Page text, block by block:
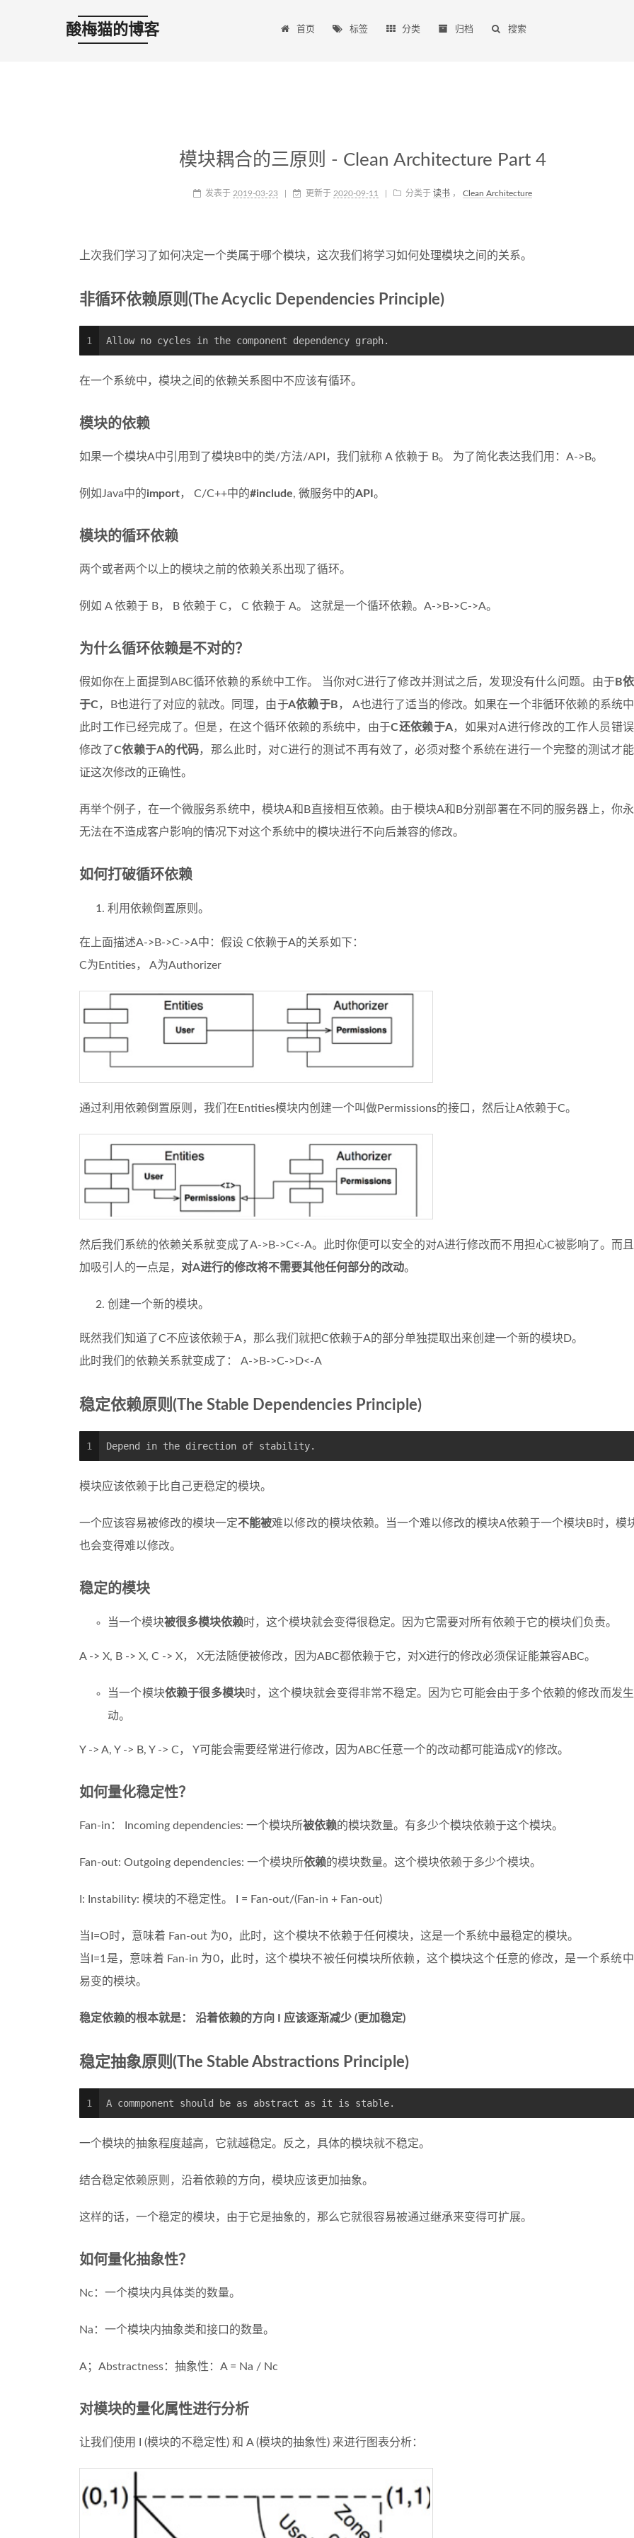
酸梅猫的博客 首页 标签 分类 归档 搜索
模块耦合的三原则 - Clean Architecture Part 4
发表于 2019-03-23 更新于 2020-09-11 分类于 读书， Clean Architecture
上次我们学习了如何决定一个类属于哪个模块，这次我们将学习如何处理模块之间的关系。
非循环依赖原则(The Acyclic Dependencies Principle)
1 Allow no cycles in the component dependency graph.
在一个系统中，模块之间的依赖关系图中不应该有循环。
模块的依赖
如果一个模块A中引用到了模块B中的类/方法/API，我们就称 A 依赖于 B。 为了简化表达我们用：A->B。
例如Java中的import， C/C++中的#include, 微服务中的API 。
模块的循环依赖
两个或者两个以上的模块之前的依赖关系出现了循环。
例如 A 依赖于 B， B 依赖于 C， C 依赖于 A。 这就是一个循环依赖。A->B->C->A。
为什么循环依赖是不对的？
假如你在上面提到ABC循环依赖的系统中工作。 当你对C进行了修改并测试之后，发现没有什么问题。由于B
于C，B也进行了对应的就改。同理，由于A依赖于B， A也进行了适当的修改。如果在一个非循环依赖的系统
此时工作已经完成了。但是，在这个循环依赖的系统中，由于C还依赖于A，如果对A进行修改的工作人员错
修改了C依赖于A的代码，那么此时，对C进行的测试不再有效了，必须对整个系统在进行一个完整的测试才
证这次修改的正确性。
再举个例子，在一个微服务系统中，模块A和B直接相互依赖。由于模块A和B分别部署在不同的服务器上，你
无法在不造成客户影响的情况下对这个系统中的模块进行不向后兼容的修改。
如何打破循环依赖
利用依赖倒置原则。
在上面描述A->B->C->A中：假设 C依赖于A的关系如下：
C为Entities， A为Authorizer
通过利用依赖倒置原则，我们在Entities模块内创建一个叫做Permissions的接口，然后让A依赖于C。
然后我们系统的依赖关系就变成了A->B->C<-A。此时你便可以安全的对A进行修改而不用担心C被影响了。而
加吸引人的一点是， 对A进行的修改将不需要其他任何部分的改动。
创建一个新的模块。
既然我们知道了C不应该依赖于A，那么我们就把C依赖于A的部分单独提取出来创建一个新的模块D。
此时我们的依赖关系就变成了： A->B->C->D<-A
稳定依赖原则(The Stable Dependencies Principle)
1 Depend in the direction of stability.
模块应该依赖于比自己更稳定的模块。
一个应该容易被修改的模块一定不能被难以修改的模块依赖。当一个难以修改的模块A依赖于一个模块B时，模
也会变得难以修改。
稳定的模块
当一个模块被很多模块依赖时，这个模块就会变得很稳定。因为它需要对所有依赖于它的模块们负责。
A -> X, B -> X, C -> X， X无法随便被修改，因为ABC都依赖于它，对X进行的修改必须保证能兼容ABC。
当一个模块依赖于很多模块时，这个模块就会变得非常不稳定。因为它可能会由于多个依赖的修改而发
动。
Y -> A, Y -> B, Y -> C， Y可能会需要经常进行修改，因为ABC任意一个的改动都可能造成Y的修改。
如何量化稳定性？
Fan-in： Incoming dependencies: 一个模块所被依赖的模块数量。有多少个模块依赖于这个模块。
Fan-out: Outgoing dependencies: 一个模块所依赖的模块数量。这个模块依赖于多少个模块。
I: Instability: 模块的不稳定性。 I = Fan-out/(Fan-in + Fan-out)
当I=O时，意味着 Fan-out 为0，此时，这个模块不依赖于任何模块，这是一个系统中最稳定的模块。
当I=1是，意味着 Fan-in 为0，此时，这个模块不被任何模块所依赖，这个模块这个任意的修改，是一个系统
易变的模块。
稳定依赖的根本就是： 沿着依赖的方向 I 应该逐渐减少 (更加稳定)
稳定抽象原则(The Stable Abstractions Principle)
1 A commponent should be as abstract as it is stable.
一个模块的抽象程度越高，它就越稳定。反之，具体的模块就不稳定。
结合稳定依赖原则，沿着依赖的方向，模块应该更加抽象。
这样的话，一个稳定的模块，由于它是抽象的，那么它就很容易被通过继承来变得可扩展。
如何量化抽象性？
Nc：一个模块内具体类的数量。
Na：一个模块内抽象类和接口的数量。
A；Abstractness：抽象性：A = Na / Nc
对模块的量化属性进行分析
让我们使用 I (模块的不稳定性) 和 A (模块的抽象性) 来进行图表分析：